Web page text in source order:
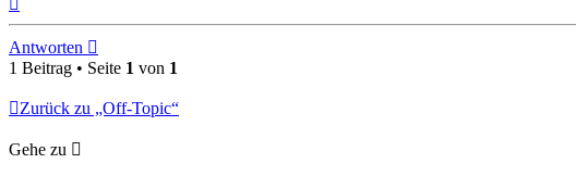
Antworten
1 Beitrag • Seite 1 von 1
Zurück zu „Off-Topic“
Gehe zu